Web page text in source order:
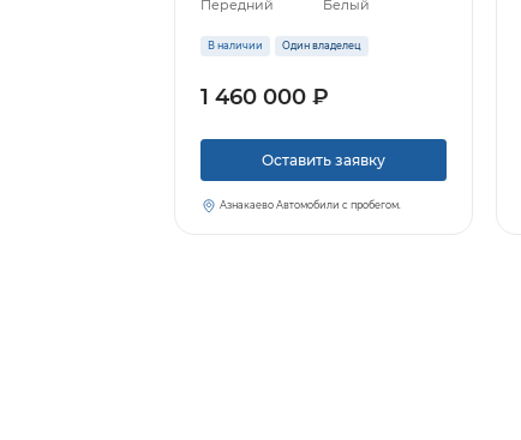
Передний
Белый
В наличии Один владелец
1 460 000 ₽
Оставить заявку
Азнакаево Автомобили с пробегом.